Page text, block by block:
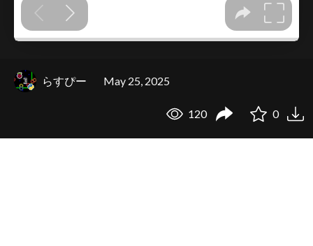
らすぴー May 25, 2025
120 0